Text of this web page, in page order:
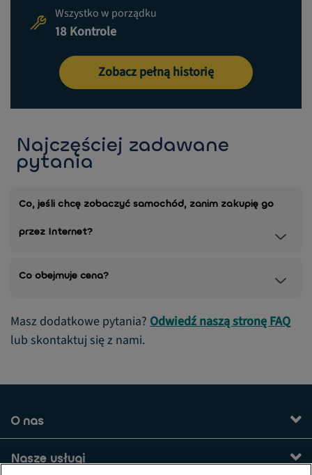
Wszystko w porządku
18 Kontrole
Zobacz pełną historię
Najczęściej zadawane
pytania
Co, jeśli chcę zobaczyć samochód, zanim zakupię go
przez Internet?
Co obejmuje cena?
Masz dodatkowe pytania? Odwiedź naszą stronę FAQ
lub skontaktuj się z nami.
O nas
Nasze usługi